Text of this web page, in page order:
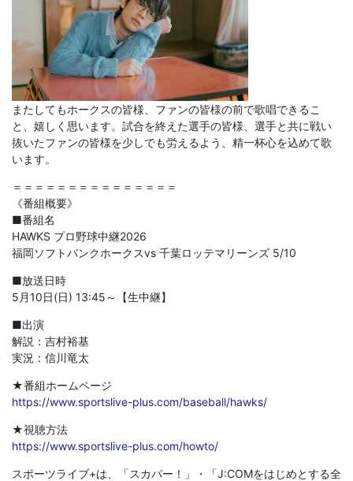
またしてもホークスの皆様、ファンの皆様の前で歌唱できるこ
と、嬉しく思います。試合を終えた選手の皆様、選手と共に戦い
抜いたファンの皆様を少しでも労えるよう、精一杯心を込めて歌
います。
＝＝＝＝＝＝＝＝＝＝＝＝＝＝＝
《番組概要》
■番組名
HAWKS プロ野球中継2026
福岡ソフトバンクホークスvs 千葉ロッテマリーンズ 5/10
■放送日時
5月10日(日) 13:45～【生中継】
■出演
解説：吉村裕基
実況：信川竜太
★番組ホームページ
https://www.sportslive-plus.com/baseball/hawks/
★視聴方法
https://www.sportslive-plus.com/howto/
スポーツライブ+は、「スカパー！」・「J:COMをはじめとする全